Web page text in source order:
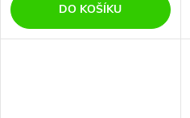
DO KOŠÍKU